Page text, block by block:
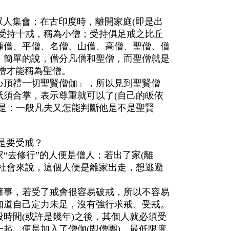
集會；在古印度時，離開家庭(即是出
持十戒，稱為小僧；受持俱足戒之比丘
、平僧、名僧、山僧、高僧、聖僧、僧
單的說，僧分凡僧和聖僧，而聖僧就是
能稱為聖僧。
禮一切聖賢僧伽」，所以見到聖賢僧
合掌，表示尊重就可以了(自己的皈依
：一般凡夫又怎能判斷他是不是聖賢
要受戒？
去修行”的人便是僧人；若出了家(離
會來說，這個人便是離家出走，想逃避
，若受了戒會很容易破戒，所以不容易
自己定力未足，沒有強行求戒、受戒。
間(或許是幾年)之後，其個人就必須受
，便是加入了僧伽(即僧團)，最低 限 度